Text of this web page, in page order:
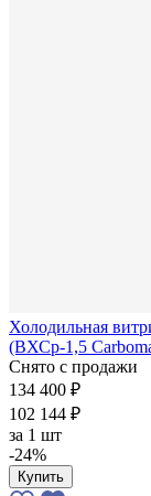
Холодильная
(ВХСр-1,5
Снято с продажи
134 400 ₽
102 144 ₽
за 1 шт
-24%
Купить